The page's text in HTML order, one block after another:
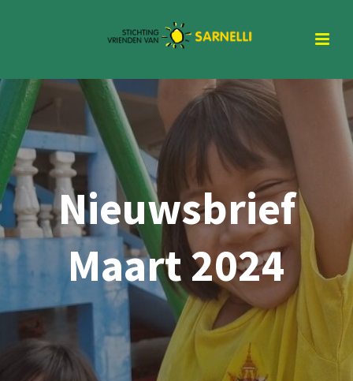
Nieuwsbrief
Maart 2024